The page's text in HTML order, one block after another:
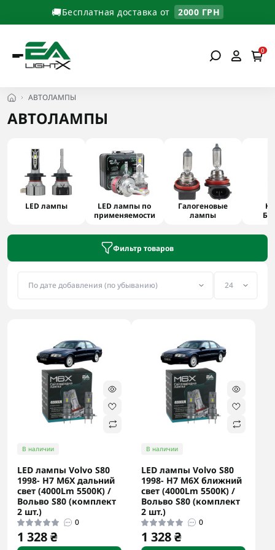
🚚Бесплатная доставка от 2000 ГРН
0
АВТОЛАМПЫ
АВТОЛАМПЫ
LED лампы
LED лампы по
применяемости
Галогеновые
лампы
Фильтр товаров
В наличии
LED лампы Volvo S80
1998- H7 M6X дальний
свет (4000Lm 5500K) /
Вольво S80 (комплект
2 шт.)
0
1 328 ₴
В наличии
LED лампы Volvo S80
1998- H7 M6X ближний
свет (4000Lm 5500K) /
Вольво S80 (комплект
2 шт.)
0
1 328 ₴